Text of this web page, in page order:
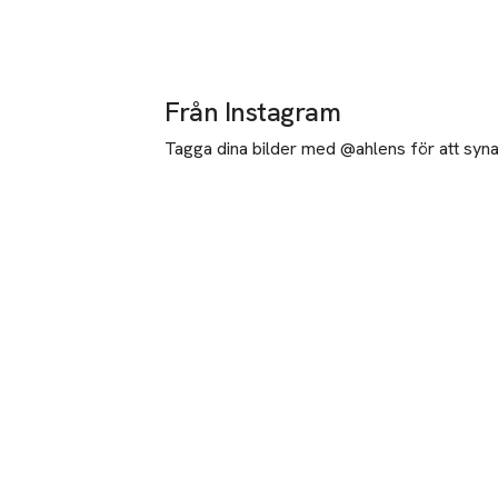
Från Instagram
Tagga dina bilder med @ahlens för att